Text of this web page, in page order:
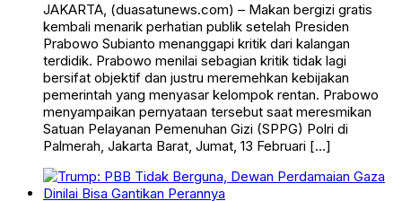
JAKARTA, (duasatunews.com) – Makan bergizi gratis
kembali menarik perhatian publik setelah Presiden
Prabowo Subianto menanggapi kritik dari kalangan
terdidik. Prabowo menilai sebagian kritik tidak lagi
bersifat objektif dan justru meremehkan kebijakan
pemerintah yang menyasar kelompok rentan. Prabowo
menyampaikan pernyataan tersebut saat meresmikan
Satuan Pelayanan Pemenuhan Gizi (SPPG) Polri di
Palmerah, Jakarta Barat, Jumat, 13 Februari […]